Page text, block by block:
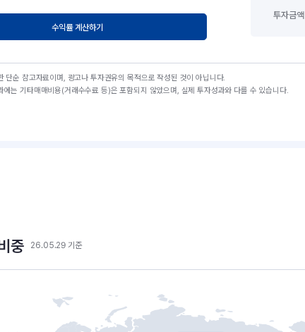
수익률 계산하기
투자금액
단순 참고자료이며, 광고나 투자권유의 목적으로 작성된 것이 아닙니다.
에는 기타매매비용(거래수수료 등)은 포함되지 않았으며, 실제 투자성과와 다를 수 있습니다.
중 26.05.29 기준